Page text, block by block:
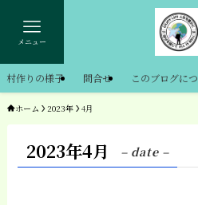
メニュー
村作りの様子 問合せ このブログに
ホーム 2023年 4月
2023年4月 – date –